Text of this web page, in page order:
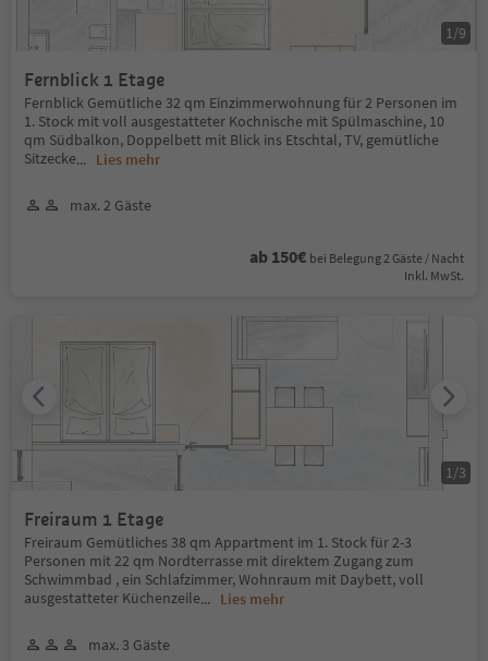
Fernblick 1 Etage
Fernblick Gemütliche 32 qm Einzimmerwohnung für 2 Personen im
1. Stock mit voll ausgestatteter Kochnische mit Spülmaschine, 10
qm Südbalkon, Doppelbett mit Blick ins Etschtal, TV, gemütliche
Sitzecke... Lies mehr
max. 2 Gäste
ab 150€ bei Belegung 2 Gäste / Nacht
Inkl. MwSt.
1 /9
Freiraum 1 Etage
Freiraum Gemütliches 38 qm Appartment im 1. Stock für 2-3
Personen mit 22 qm Nordterrasse mit direktem Zugang zum
Schwimmbad , ein Schlafzimmer, Wohnraum mit Daybett, voll
ausgestatteter Küchenzeile... Lies mehr
max. 3 Gäste
1 /3